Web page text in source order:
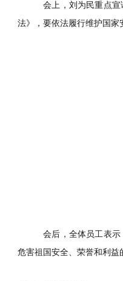
会上，刘为民重点
法》，要依法履行维护国
会后，全体员工表
危害祖国安全、荣誉和利